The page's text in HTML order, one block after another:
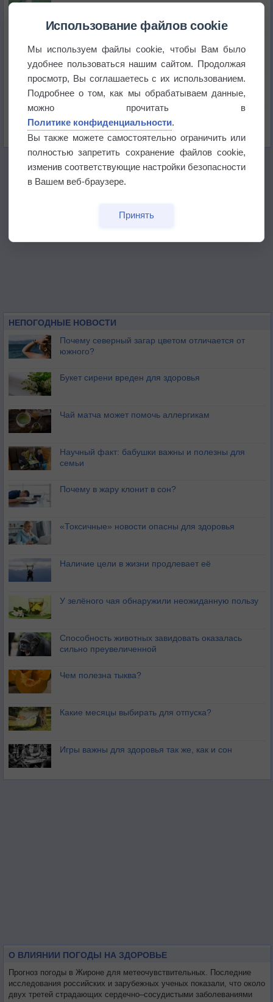
Погода в Москве 6 августа
историю
В Центральной России наступают самые жаркие
дни этого лета
Дневная температура воздуха в ОАЭ превысила
+51°
НЕПОГОДНЫЕ НОВОСТИ
Почему северный загар цветом отличается от
южного?
Букет сирени вреден для здоровья
Чай матча может помочь аллергикам
Научный факт: бабушки важны и полезны для
семьи
Почему в жару клонит в сон?
«Токсичные» новости опасны для здоровья
Наличие цели в жизни продлевает её
У зелёного чая обнаружили неожиданную пользу
Способность животных завидовать оказалась
сильно преувеличенной
Чем полезна тыква?
Какие месяцы выбирать для отпуска?
Игры важны для здоровья так же, как и сон
О ВЛИЯНИИ ПОГОДЫ НА ЗДОРОВЬЕ
Прогноз погоды в Жироне для метеочувствительных. Последние
исследования российских и зарубежных ученых показали, что около
двух третей страдающих сердечно–сосудистыми заболеваниями
Использование файлов cookie
Мы используем файлы cookie, чтобы Вам было
удобнее пользоваться нашим сайтом. Продолжая
просмотр, Вы соглашаетесь с их использованием.
Подробнее о том, как мы обрабатываем данные,
можно прочитать в
Политике конфиденциальности.
Вы также можете самостоятельно ограничить или
полностью запретить сохранение файлов cookie,
изменив соответствующие настройки безопасности
в Вашем веб-браузере.
Принять